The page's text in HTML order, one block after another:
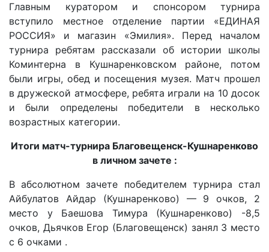
Главным куратором и спонсором турнира
вступило местное отделение партии «ЕДИНАЯ
РОССИЯ» и магазин «Эмилия». Перед началом
турнира ребятам рассказали об истории школы
Коминтерна в Кушнаренковском районе, потом
были игры, обед и посещения музея. Матч прошел
в дружеской атмосфере, ребята играли на 10 досок
и были определены победители в несколько
возрастных категории.
Итоги матч-турнира Благовещенск-Кушнаренково
в личном зачете :
В абсолютном зачете победителем турнира стал
Айбулатов Айдар (Кушнаренково) — 9 очков, 2
место у Баешова Тимура (Кушнаренково) -8,5
очков, Дьячков Егор (Благовещенск) занял 3 место
с 6 очками .